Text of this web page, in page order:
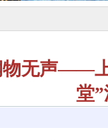
无声——
堂